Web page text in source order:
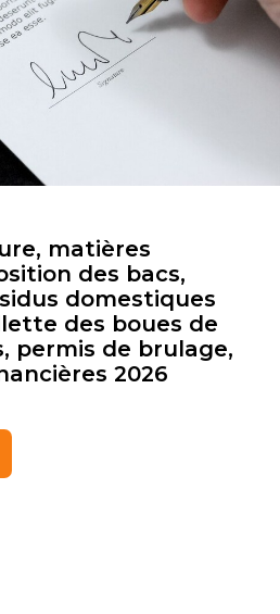
matières
des bacs,
domestiques
des boues de
permis de brulage,
2026